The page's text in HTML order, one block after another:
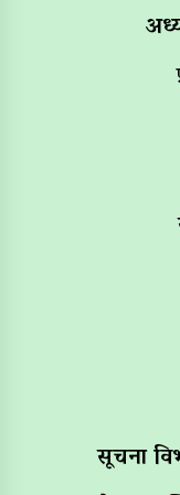
सूचना